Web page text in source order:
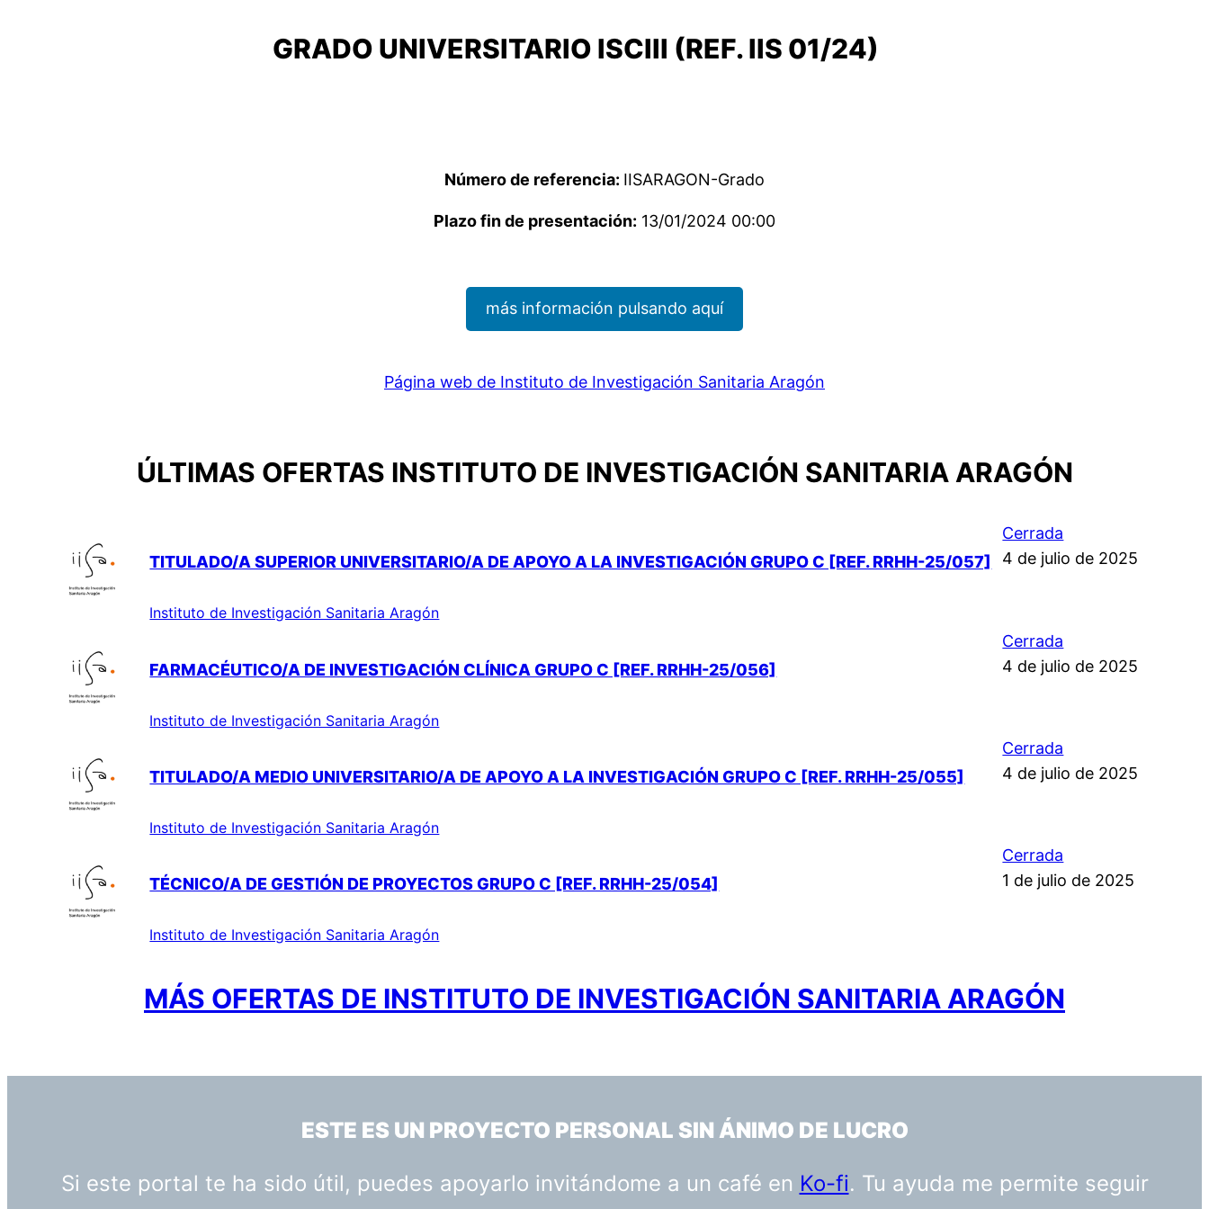
GRADO UNIVERSITARIO ISCIII (REF. IIS 01/24)
Número de referencia: IISARAGON-Grado
Plazo fin de presentación: 13/01/2024 00:00
más información pulsando aquí
Página web de Instituto de Investigación Sanitaria Aragón
ÚLTIMAS OFERTAS INSTITUTO DE INVESTIGACIÓN SANITARIA ARAGÓN
TITULADO/A SUPERIOR UNIVERSITARIO/A DE APOYO A LA INVESTIGACIÓN GRUPO C [REF. RRHH-25/057]
Instituto de Investigación Sanitaria Aragón
Cerrada
4 de julio de 2025
FARMACÉUTICO/A DE INVESTIGACIÓN CLÍNICA GRUPO C [REF. RRHH-25/056]
Instituto de Investigación Sanitaria Aragón
Cerrada
4 de julio de 2025
TITULADO/A MEDIO UNIVERSITARIO/A DE APOYO A LA INVESTIGACIÓN GRUPO C [REF. RRHH-25/055]
Instituto de Investigación Sanitaria Aragón
Cerrada
4 de julio de 2025
TÉCNICO/A DE GESTIÓN DE PROYECTOS GRUPO C [REF. RRHH-25/054]
Instituto de Investigación Sanitaria Aragón
Cerrada
1 de julio de 2025
MÁS OFERTAS DE INSTITUTO DE INVESTIGACIÓN SANITARIA ARAGÓN
ESTE ES UN PROYECTO PERSONAL SIN ÁNIMO DE LUCRO
Si este portal te ha sido útil, puedes apoyarlo invitándome a un café en Ko-fi. Tu ayuda me permite seguir